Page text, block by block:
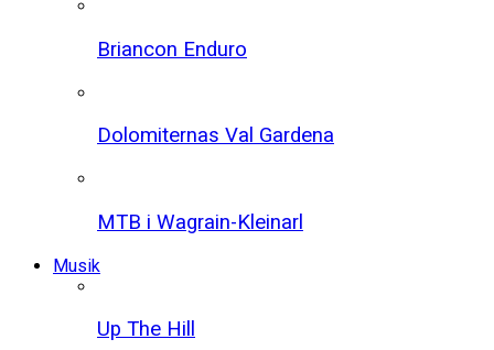
Briancon Enduro
Dolomiternas Val Gardena
MTB i Wagrain-Kleinarl
Musik
Up The Hill